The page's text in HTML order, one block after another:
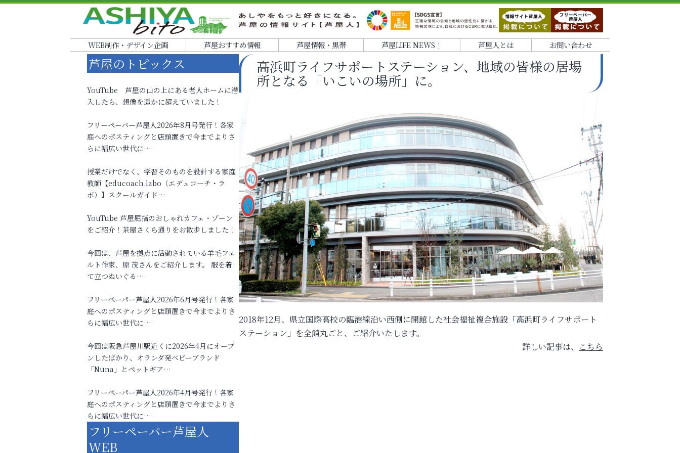
WEB制作・デザイン企画 芦屋おすすめ情報 芦屋情報・黒帯 芦屋LIFE NEWS！ 芦屋人とは お問い合わせ
高浜町ライフサポートステーション、地域の皆様の居場
所となる「いこいの場所」に。
2018年12月、県立国際高校の臨港線沿い西側に開館した社会福祉複合施設「高浜町ライフサポート
ステーション」を全館丸ごと、ご紹介いたします。
詳しい記事は、
こちら
芦屋のトピックス
YouTube 芦屋の山の上にある老人ホームに潜
入したら、想像を遥かに超えていました！
フリーペーパー芦屋人2026年8月号発行！各家
庭へのポスティングと店頭置きで今までよりさ
らに幅広い世代に…
授業だけでなく、学習そのものを設計する家庭
教師【educoach.labo（エデュコーチ・ラ
ボ）】スクールガイド…
YouTube 芦屋屈指のおしゃれカフェ・ゾーン
をご紹介！茶屋さくら通りをお散歩しました！
今回は、芦屋を拠点に活動されている羊毛フェ
ルト作家、原 茂さんをご紹介します。 服を着
て立つぬいぐる…
フリーペーパー芦屋人2026年6月号発行！各家
庭へのポスティングと店頭置きで今までよりさ
らに幅広い世代に…
今回は阪急芦屋川駅近くに2026年4月にオープ
ンしたばかり、オランダ発ベビーブランド
「Nuna」とペットギア…
フリーペーパー芦屋人2026年4月号発行！各家
庭へのポスティングと店頭置きで今までよりさ
らに幅広い世代に…
フリーペーパー芦屋人
WEB